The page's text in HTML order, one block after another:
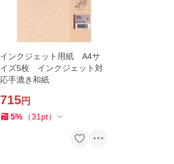
インクジェット用紙 A4サ
イズ5枚 インクジェット対
応手漉き和紙
715円
5% （31 pt）